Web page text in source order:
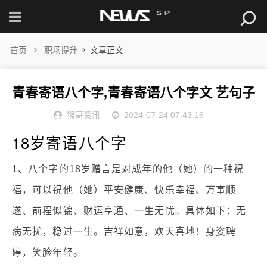
首页 职场提升 文章正文
青春寄语八个字,青春寄语八个字文 艺句子
猴哥资讯 2024-07-24 07:43:16
18岁寄语八个字
1、八个字的18岁赠言是对成年的他（她）的一种祝
福，可以祝他（她）平安健康、快乐幸福、万事顺
遂、前程似锦、财运亨通、一生无忧。具体如下：无
病无扰，稳过一生。吉祥如意，欢天喜地！身姿聘
婷，笑脸年轻。